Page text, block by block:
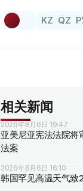
KZ QZ
相关新闻
2026年8月6日 19:47
亚美尼亚宪法法院
法案
2026年8月6日 16:10
韩国罕见高温天气致